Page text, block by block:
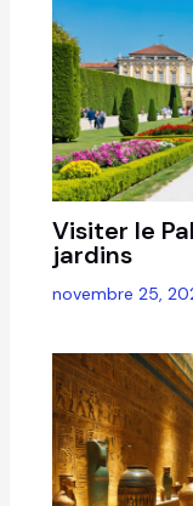
Visiter le
jardins
novembre 25,